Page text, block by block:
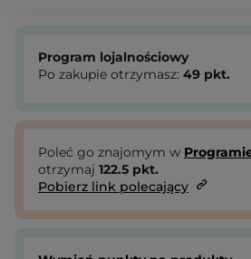
Program lojalnościowy
Po zakupie otrzymasz: 49 pkt.
Poleć go znajomym w
otrzymaj 122.5 pkt.
Pobierz link polecający